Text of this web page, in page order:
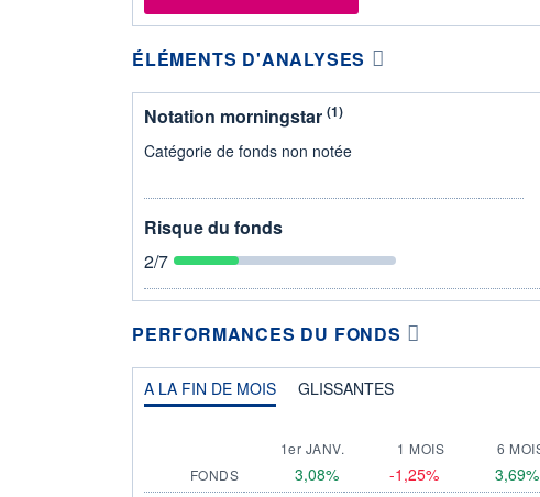
ÉLÉMENTS D'ANALYSES
Notation morningstar (1)
Catégorie de fonds non notée
Risque du fonds
2/7
PERFORMANCES DU FONDS
A LA FIN DE MOIS GLISSANTES
1er JANV. 1 MOIS 6
FONDS
3,08% -1,25% 3,69%